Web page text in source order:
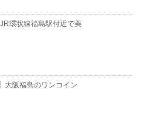
環状線福島駅付近で美
大阪福島のワンコイン